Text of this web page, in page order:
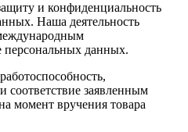
и конфиденциальность
Наша деятельность
персональных данных.
соответствие заявленным
момент вручения товара